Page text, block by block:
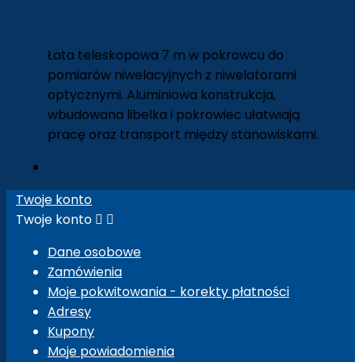
Łata teleskopowa 7 m w pokrowcu do
pomiarów niwelacyjnych z niwelatorami
optycznymi. Aluminiowa konstrukcja,
wbudowana libelka i pokrowiec ułatwiają
pracę oraz transport między stanowiskami.
Twoje konto
Twoje konto  
Dane osobowe
Zamówienia
Moje pokwitowania - korekty płatności
Adresy
Kupony
Moje powiadomienia